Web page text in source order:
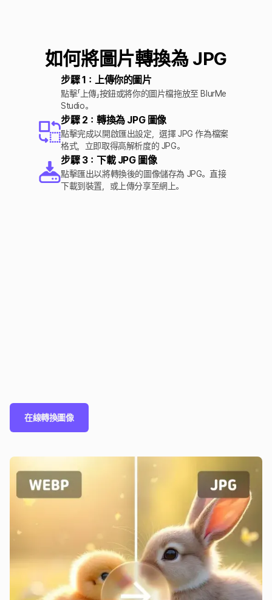
如何將圖片轉換為 JPG
步驟 1：上傳你的圖片
點擊「上傳」按鈕或將你的圖片檔拖放至 BlurMe
Studio。
步驟 2：轉換為 JPG 圖像
點擊完成以開啟匯出設定，選擇 JPG 作為檔案
格式，立即取得高解析度的 JPG。
步驟 3：下載 JPG 圖像
點擊匯出以將轉換後的圖像儲存為 JPG。直接
下載到裝置，或上傳分享至網上。
在線轉換圖像